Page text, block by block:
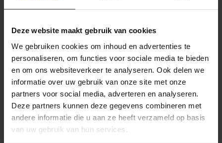
Deze website maakt gebruik van cookies
We gebruiken cookies om inhoud en advertenties te
personaliseren, om functies voor sociale media te bieden
en om ons websiteverkeer te analyseren. Ook delen we
informatie over uw gebruik van onze site met onze
partners voor social media, adverteren en analyseren.
Deze partners kunnen deze gegevens combineren met
andere informatie die u aan ze heeft verzameld op basis
van uw gebruik van hun services.